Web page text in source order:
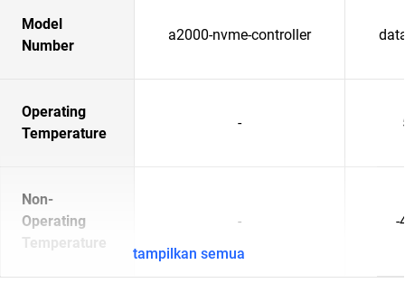
Model
Number
a2000-nvme-controller
Operating
Temperature
-
Non-
Operating
Temperature
-
-
tampilkan semua